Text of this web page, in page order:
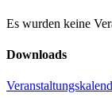
Es wurden keine
Downloads